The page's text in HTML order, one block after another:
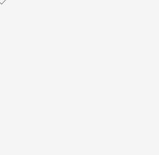
人房」，卻在只差一步的
鈴音。正當阿掘她們為了
束了！
友們的故事，最後一集！